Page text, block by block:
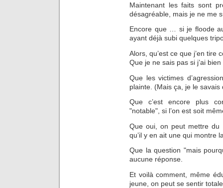
Maintenant les faits sont
désagréable, mais je ne me
Encore que … si je floode
ayant déjà subi quelques
Alors, qu’est ce que j’en tire
Que je ne sais pas si j’ai
Que les victimes
plainte. (Mais ça, je le savais
Que c’est encore plus
"notable", si l’on est soit
Que oui, on peut mettre du
qu’il y en ait une qui montre
Que la question "mais
aucune réponse.
Et voilà comment, même
jeune, on peut se sentir